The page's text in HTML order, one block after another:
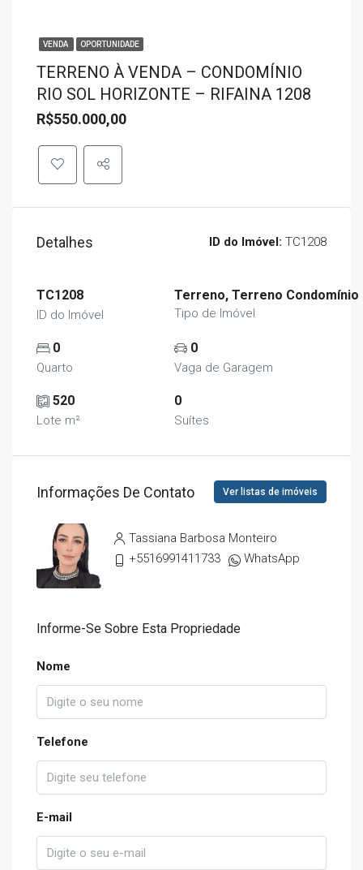
VENDA OPORTUNIDADE
TERRENO À VENDA – CONDOMÍNIO
RIO SOL HORIZONTE – RIFAINA 1208
R$550.000,00
Detalhes ID do Imóvel: TC1208
TC1208
ID do Imóvel
Terreno, Terreno Condomínio
Tipo de Imóvel
0
Quarto
0
Vaga de Garagem
520
Lote m²
0
Suítes
Informações De Contato Ver listas de imóveis
Tassiana Barbosa Monteiro
+5516991411733
WhatsApp
Informe-Se Sobre Esta Propriedade
Nome
Telefone
E-mail